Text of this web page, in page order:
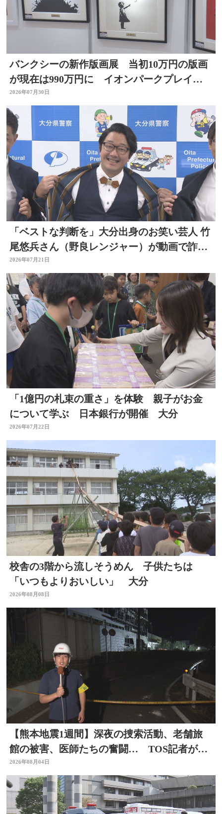
バンクシーの新作版画展 当初10万円の版画
が現在は990万円に イオンパークプレイス
大分店で開催中
2026年07月30日
「ベストな判断を」大分出身のお笑い芸人 竹
尾悠兵さん（野良レンジャー）が動画で詐欺
被害防止呼びかけ
2026年07月21日
「1億円の札束の重さ」を体験 親子がお金
について学ぶ 日本銀行が開催 大分
2026年07月22日
校舎の3階から流しそうめん 子供たちは
「いつもよりおいしい」 大分
2026年08月08日
【熊本地震1週間】深夜の捜索活動、老舗旅
館の被害、医師たちの奮闘… TOS記者が取
材した被災地 大分
2026年08月04日